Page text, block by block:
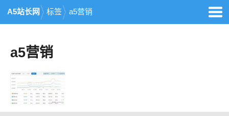
A5站长网 标签 a5营销
a5营销